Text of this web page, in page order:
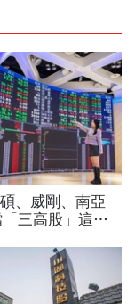
、威剛、南亞
三高股」這檔
上45K，台股明